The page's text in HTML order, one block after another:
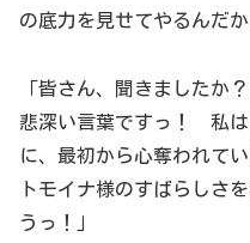
の底力を見せてやるんだか
「皆さん、聞きましたか
悲深い言葉ですっ！ 私は
に、最初から心奪われて
トモイナ様のすばらしさ
うっ！」